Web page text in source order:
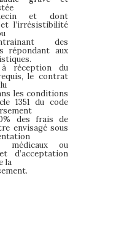
et dont
l’irrésistibilité
des
répondant aux
réception du
le contrat
les conditions
1351 du code
des frais de
envisagé sous
médicaux ou
d’acceptation
la